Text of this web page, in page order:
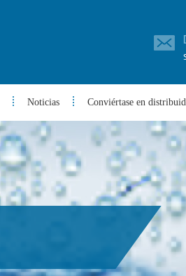
Noticias Conviértase en